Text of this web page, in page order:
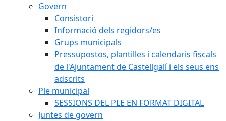
Govern
Consistori
Informació dels regidors/es
Grups municipals
Pressupostos, plantilles i calendaris fiscals
de l'Ajuntament de Castellgalí i els seus ens
adscrits
Ple municipal
SESSIONS DEL PLE EN FORMAT DIGITAL
Juntes de govern